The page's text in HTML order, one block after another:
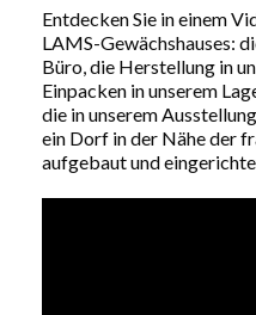
Entdecken Sie in einem
LAMS-Gewächshauses:
Büro, die Herstellung in
Einpacken in unserem
die in unserem
ein Dorf in der Nähe der
aufgebaut und